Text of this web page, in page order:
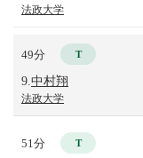
法政大学
49分 T
9. 中村翔
法政大学
51分 T